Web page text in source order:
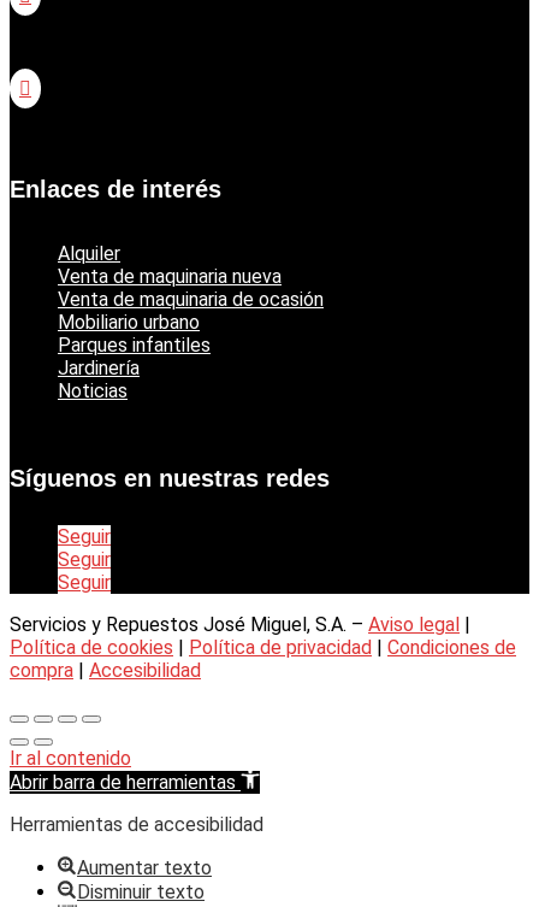

Enlaces de interés
Alquiler
Venta de maquinaria nueva
Venta de maquinaria de ocasión
Mobiliario urbano
Parques infantiles
Jardinería
Noticias
Síguenos en nuestras redes
Seguir
Seguir
Seguir
Servicios y Repuestos José Miguel, S.A. – Aviso legal |
Política de cookies | Política de privacidad | Condiciones de
compra | Accesibilidad
Ir al contenido
Abrir barra de herramientas
Herramientas de accesibilidad
Aumentar texto
Disminuir texto